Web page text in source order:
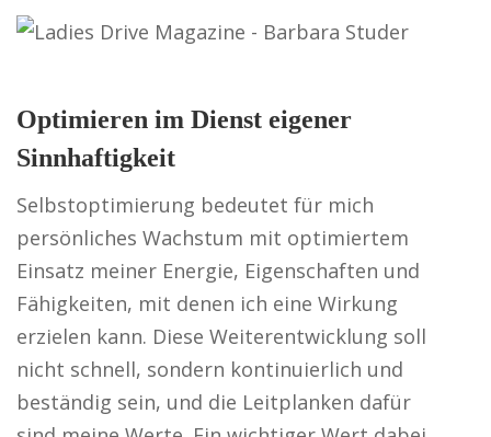
Optimieren im Dienst eigener
Sinnhaftigkeit
Selbstoptimierung bedeutet für mich
persönliches Wachstum mit optimiertem
Einsatz meiner Energie, Eigenschaften und
Fähigkeiten, mit denen ich eine Wirkung
erzielen kann. Diese Weiterentwicklung soll
nicht schnell, sondern kontinuierlich und
beständig sein, und die Leitplanken dafür